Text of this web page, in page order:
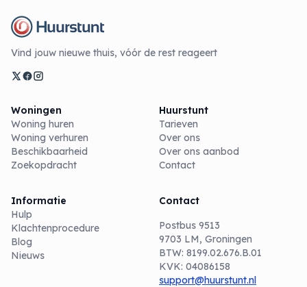
Vind jouw nieuwe thuis, vóór de rest reageert
Woningen
Woning huren
Woning verhuren
Beschikbaarheid
Zoekopdracht
Huurstunt
Tarieven
Over ons
Over ons aanbod
Contact
Informatie
Hulp
Klachtenprocedure
Blog
Nieuws
Contact
Postbus 9513
9703 LM, Groningen
BTW: 8199.02.676.B.01
KVK: 04086158
support@huurstunt.nl